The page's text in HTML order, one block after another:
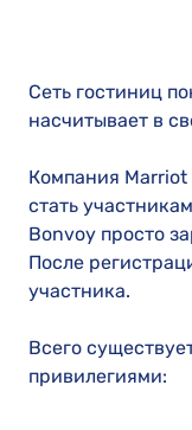
Сеть гостиниц
насчитывает в
Компания Marriot
стать
Bonvoy просто
После
участника.
Всего
привилегиями: